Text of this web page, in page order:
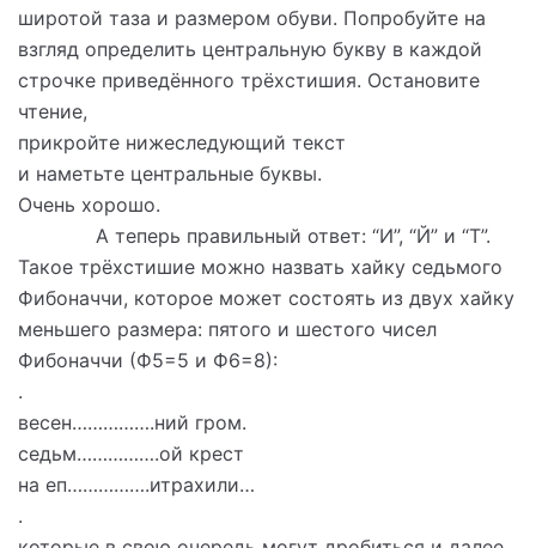
широтой таза и размером обуви. Попробуйте на
взгляд определить центральную букву в каждой
строчке приведённого трёхстишия. Остановите
чтение,
прикройте нижеследующий текст
и наметьте центральные буквы.
Очень хорошо.
А теперь правильный ответ: “И”, “Й” и “Т”.
Такое трёхстишие можно назвать хайку седьмого
Фибоначчи, которое может состоять из двух хайку
меньшего размера: пятого и шестого чисел
Фибоначчи (Ф5=5 и Ф6=8):
.
весен…………….ний гром.
седьм…………….ой крест
на еп…………….итрахили…
.